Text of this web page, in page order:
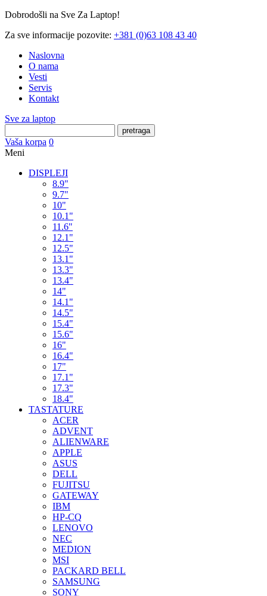
Dobrodošli na Sve Za Laptop!
Za sve informacije pozovite: +381 (0)63 108 43 40
Naslovna
O nama
Vesti
Servis
Kontakt
Sve za laptop
pretraga
Vaša korpa 0
Meni
DISPLEJI
8.9"
9.7"
10"
10.1"
11.6"
12.1"
12.5"
13.1"
13.3"
13.4"
14"
14.1"
14.5"
15.4"
15.6"
16"
16.4"
17"
17.1"
17.3"
18.4"
TASTATURE
ACER
ADVENT
ALIENWARE
APPLE
ASUS
DELL
FUJITSU
GATEWAY
IBM
HP-CQ
LENOVO
NEC
MEDION
MSI
PACKARD BELL
SAMSUNG
SONY